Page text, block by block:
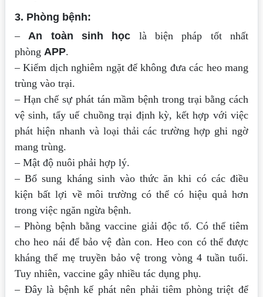
3. Phòng bệnh:
–An toàn sinh học là biện pháp tốt nhất
phòng APP.
– Kiểm dịch nghiêm ngặt để không đưa các heo mang
trùng vào trại.
– Hạn chế sự phát tán mầm bệnh trong trại bằng cách
vệ sinh, tẩy uế chuồng trại định kỳ, kết hợp với việc
phát hiện nhanh và loại thải các trường hợp ghi ngờ
mang trùng.
– Mật độ nuôi phải hợp lý.
– Bổ sung kháng sinh vào thức ăn khi có các điều
kiện bất lợi về môi trường có thể có hiệu quả hơn
trong việc ngăn ngừa bệnh.
– Phòng bệnh bằng vaccine giải độc tố. Có thể tiêm
cho heo nái để bảo vệ đàn con. Heo con có thể được
kháng thể mẹ truyền bảo vệ trong vòng 4 tuần tuổi.
Tuy nhiên, vaccine gây nhiều tác dụng phụ.
– Đây là bệnh kế phát nên phải tiêm phòng triệt để